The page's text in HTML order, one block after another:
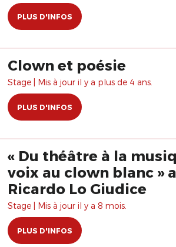
PLUS D'INFOS
Clown et poésie
Stage | Mis à jour il y a plus de 4 ans.
PLUS D'INFOS
« Du théâtre à la
voix au clown blanc »
Ricardo Lo Giudice
Stage | Mis à jour il y a 8 mois.
PLUS D'INFOS